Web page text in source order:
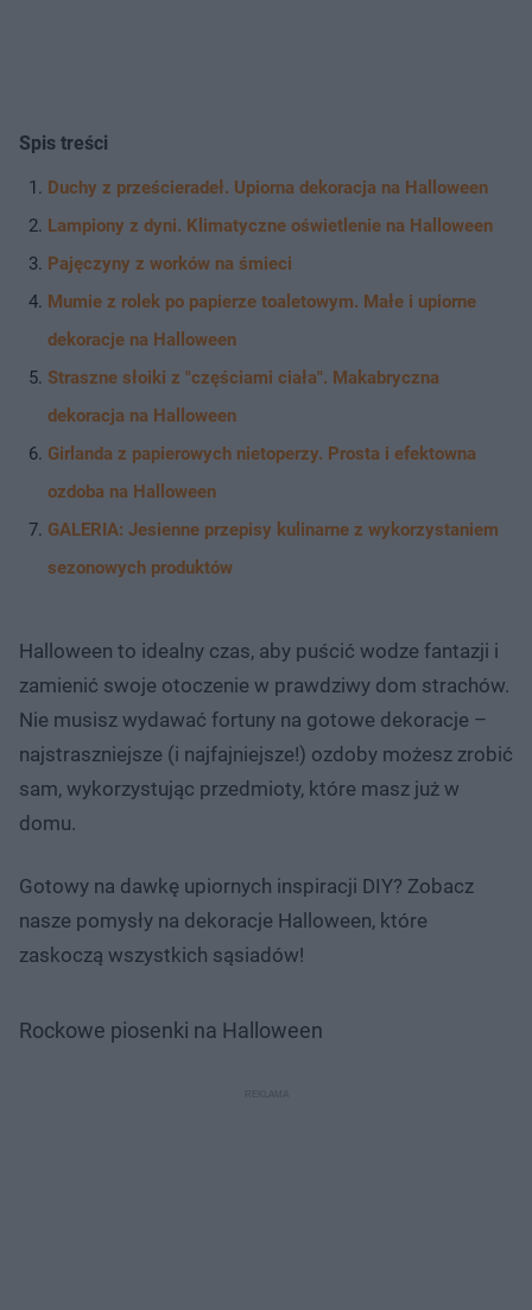
Spis treści
Duchy z prześcieradeł. Upiorna dekoracja na Halloween
Lampiony z dyni. Klimatyczne oświetlenie na Halloween
Pajęczyny z worków na śmieci
Mumie z rolek po papierze toaletowym. Małe i upiorne
dekoracje na Halloween
Straszne słoiki z "częściami ciała". Makabryczna
dekoracja na Halloween
Girlanda z papierowych nietoperzy. Prosta i efektowna
ozdoba na Halloween
GALERIA: Jesienne przepisy kulinarne z wykorzystaniem
sezonowych produktów
Halloween to idealny czas, aby puścić wodze fantazji i
zamienić swoje otoczenie w prawdziwy dom strachów.
Nie musisz wydawać fortuny na gotowe dekoracje –
najstraszniejsze (i najfajniejsze!) ozdoby możesz zrobić
sam, wykorzystując przedmioty, które masz już w
domu.
Gotowy na dawkę upiornych inspiracji DIY? Zobacz
nasze pomysły na dekoracje Halloween, które
zaskoczą wszystkich sąsiadów!
Rockowe piosenki na Halloween